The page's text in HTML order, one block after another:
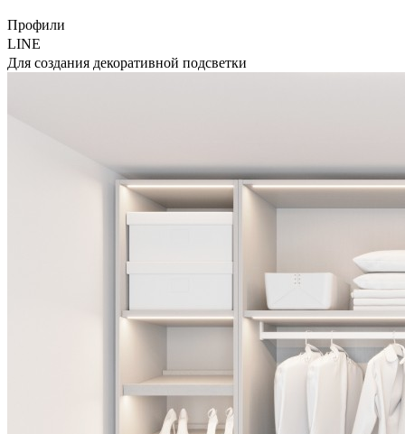
Профили
LINE
Для создания декоративной подсветки